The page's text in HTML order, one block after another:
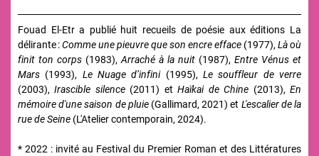
Fouad El-Etr a publié huit recueils de poésie aux éditions La
délirante :Comme une pieuvre que son encre efface (1977),Là où
finit ton corps (1983), Arraché à la nuit (1987), Entre Vénus et
Mars (1993), Le Nuage d’infini(1995),Le souffleur de verre
(2003),Irascible silence(2011) etHaïkai de Chine (2013),En
mémoire d'une saison de pluie (Gallimard, 2021) et L'escalier de la
rue de Seine (L'Atelier contemporain, 2024).
* 2022 : invité au Festival du Premier Roman et des Littératures